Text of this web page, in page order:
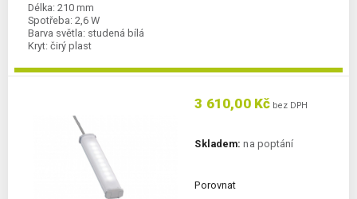
Délka: 210 mm
Spotřeba: 2,6 W
Barva světla: studená bílá
Kryt: čirý plast
3 610,00 Kč bez DPH
Skladem: na poptání
Porovnat